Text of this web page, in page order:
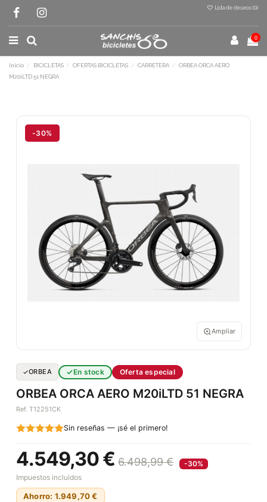
Lista de deseos (0)
0
Inicio BICICLETAS OFERTAS BICICLETAS CARRETERA
ORBEA ORCA AERO
M20iLTD 51 NEGRA
-30%
Ampliar
ORBEA En stock Oferta especial
ORBEA ORCA AERO M20iLTD 51 NEGRA
Ref. T12251CK
Sin reseñas — ¡sé el primero!
4.549,30 € 6.498,99 €
-30%
Impuestos incluidos
Ahorro: 1.949,70 €